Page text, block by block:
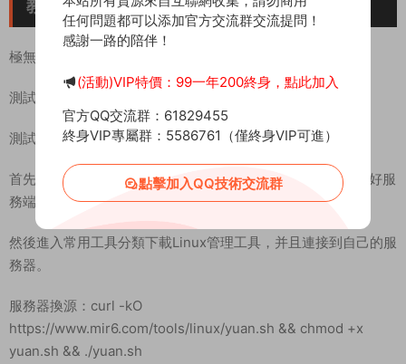
教程介紹
極無雙2手遊 《極無雙2覺醒版》 Linux架設教程
測試系統 CENTOS 7.6
測試IP：192.168.2.166 （外網架設和局網架設方法一樣）
首先進入我們官網：MiR6.com 搜索《極無雙2覺醒版》下載好服
務端，我這裏已事先下載好了
然後進入常用工具分類下載Linux管理工具，并且連接到自己的服
務器。
服務器換源：curl -kO
https://www.mir6.com/tools/linux/yuan.sh && chmod +x
yuan.sh && ./yuan.sh
任何問題都可以添加官方交流群交流提問！
感謝一路的陪伴！
(活動)VIP特價：99一年200終身，點此加入
官方QQ交流群：61829455
終身VIP專屬群：5586761（僅終身VIP可進）
點擊加入QQ技術交流群